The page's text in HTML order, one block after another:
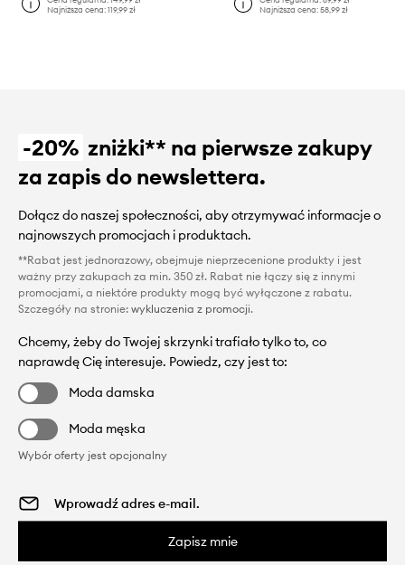
Najniższa cena:119,99 zł
Najniższa cena: 58,99 zł
-20% zniżki** na pierwsze zakupy
za zapis do newslettera.
Dołącz do naszej społeczności, aby otrzymywać informacje o
najnowszych promocjach i produktach.
**Rabat jest jednorazowy, obejmuje nieprzecenione produkty i jest
ważny przy zakupach za min. 350 zł. Rabat nie łączy się z innymi
promocjami, a niektóre produkty mogą być wyłączone z rabatu.
Szczegóły na stronie: wykluczenia z promocji.
Chcemy, żeby do Twojej skrzynki trafiało tylko to, co
naprawdę Cię interesuje. Powiedz, czy jest to:
Moda damska
Moda męska
Wybór oferty jest opcjonalny
Zapisz mnie